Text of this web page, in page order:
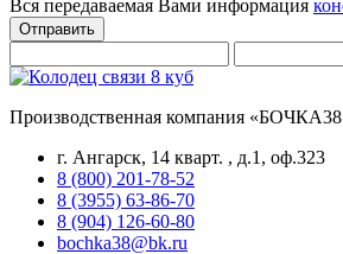
Вся передаваемая Вами информация
Отправить
Производственная компания
г. Ангарск, 14 кварт. , д.1, оф.323
8 (800) 201-78-52
8 (3955) 63-86-70
8 (904) 126-60-80
bochka38@bk.ru